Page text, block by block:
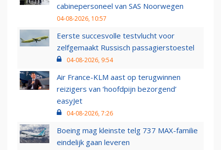
cabinepersoneel van SAS Noorwegen
04-08-2026, 10:57
Eerste succesvolle testvlucht voor
zelfgemaakt Russisch passagierstoestel
04-08-2026, 9:54
Air France-KLM aast op terugwinnen
reizigers van ‘hoofdpijn bezorgend’
easyJet
04-08-2026, 7:26
Boeing mag kleinste telg 737 MAX-familie
eindelijk gaan leveren